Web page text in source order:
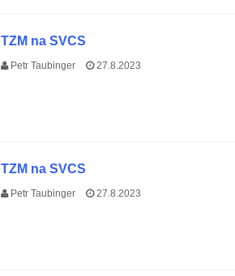
TZM na SVCS
Petr Taubinger 27.8.2023
TZM na SVCS
Petr Taubinger 27.8.2023